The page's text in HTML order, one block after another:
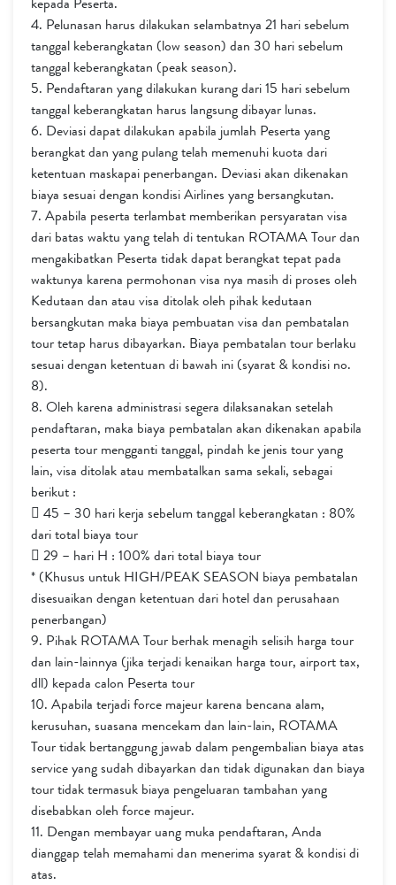
4. Pelunasan harus dilakukan selambatnya 21 hari sebelum
tanggal keberangkatan (low season) dan 30 hari sebelum
tanggal keberangkatan (peak season).
5. Pendaftaran yang dilakukan kurang dari 15 hari sebelum
tanggal keberangkatan harus langsung dibayar lunas.
6. Deviasi dapat dilakukan apabila jumlah Peserta yang
berangkat dan yang pulang telah memenuhi kuota dari
ketentuan maskapai penerbangan. Deviasi akan dikenakan
biaya sesuai dengan kondisi Airlines yang bersangkutan.
7. Apabila peserta terlambat memberikan persyaratan visa
dari batas waktu yang telah di tentukan ROTAMA Tour dan
mengakibatkan Peserta tidak dapat berangkat tepat pada
waktunya karena permohonan visa nya masih di proses oleh
Kedutaan dan atau visa ditolak oleh pihak kedutaan
bersangkutan maka biaya pembuatan visa dan pembatalan
tour tetap harus dibayarkan. Biaya pembatalan tour berlaku
sesuai dengan ketentuan di bawah ini (syarat & kondisi no.
8).
8. Oleh karena administrasi segera dilaksanakan setelah
pendaftaran, maka biaya pembatalan akan dikenakan apabila
peserta tour mengganti tanggal, pindah ke jenis tour yang
lain, visa ditolak atau membatalkan sama sekali, sebagai
berikut :
 45 – 30 hari kerja sebelum tanggal keberangkatan : 80%
dari total biaya tour
 29 – hari H : 100% dari total biaya tour
* (Khusus untuk HIGH/PEAK SEASON biaya pembatalan
disesuaikan dengan ketentuan dari hotel dan perusahaan
penerbangan)
9. Pihak ROTAMA Tour berhak menagih selisih harga tour
dan lain-lainnya (jika terjadi kenaikan harga tour, airport tax,
dll) kepada calon Peserta tour
10. Apabila terjadi force majeur karena bencana alam,
kerusuhan, suasana mencekam dan lain-lain, ROTAMA
Tour tidak bertanggung jawab dalam pengembalian biaya atas
service yang sudah dibayarkan dan tidak digunakan dan biaya
tour tidak termasuk biaya pengeluaran tambahan yang
disebabkan oleh force majeur.
11. Dengan membayar uang muka pendaftaran, Anda
dianggap telah memahami dan menerima syarat & kondisi di
atas.